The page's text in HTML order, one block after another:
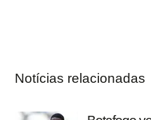
Notícias relacionadas